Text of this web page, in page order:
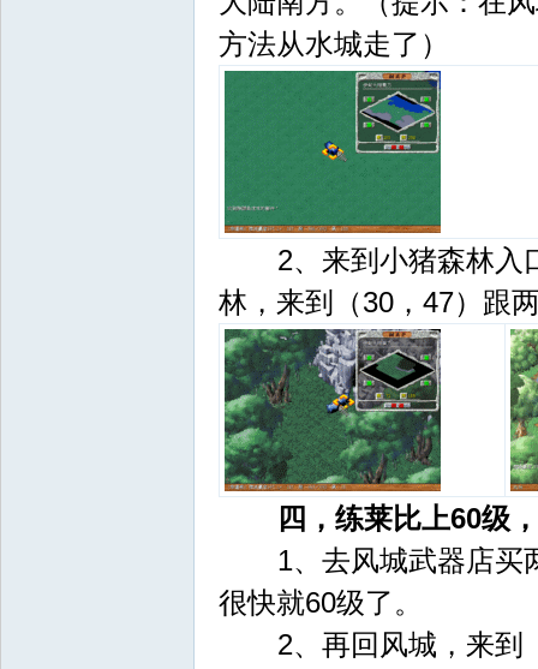
方法从水城走了）
2、来到小猪森林入口
林，来到（30，47）跟
四，练莱比上60级，
1、去风城武器店买两
很快就60级了。
2、再回风城，来到（